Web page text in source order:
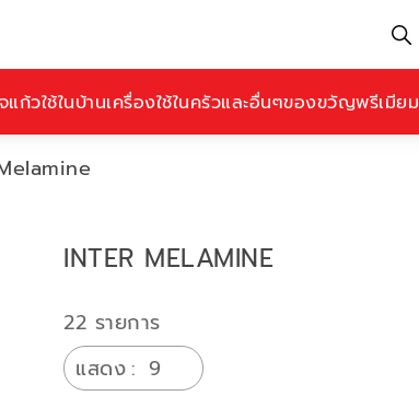
แก้วใช้ในบ้านเครื่องใช้ในครัวและอื่นๆของขวัญพรีเมียม
INTER MELAMINE
22 รายการ
แสดง